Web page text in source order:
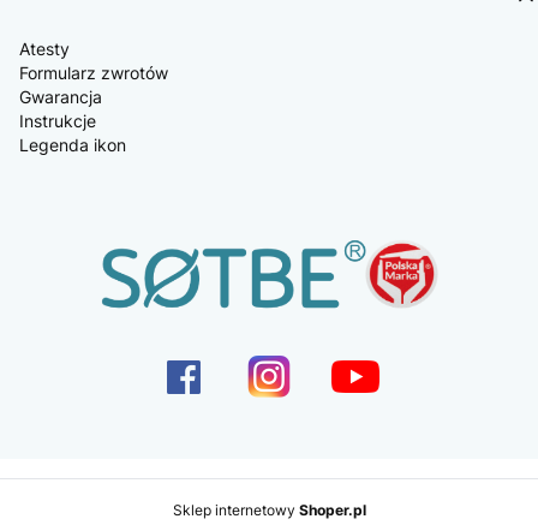
Atesty
Formularz zwrotów
Gwarancja
Instrukcje
Legenda ikon
Sklep internetowy Shoper.pl